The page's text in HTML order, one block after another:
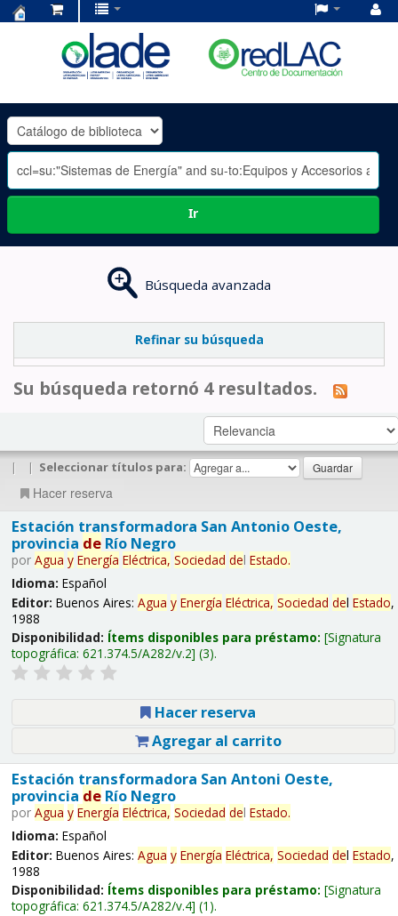
OLADE
-
Ir
Búsqueda avanzada
Refinar su búsqueda
Su búsqueda retornó 4 resultados.
| | Seleccionar títulos para:
Hacer reserva
Estación transformadora San Antonio Oeste,
provincia deRío Negro
por Agua y Energía Eléctrica, Sociedad del Estado.
Idioma: Español
Editor: Buenos Aires: Agua y Energía Eléctrica, Sociedad del Estado,
1988
Disponibilidad: Ítems disponibles para préstamo: Signatura
topográfica: 621.374.5/A282/v.2 (3).
Hacer reserva
Agregar al carrito
Estación transformadora San Antoni Oeste,
provincia deRío Negro
por Agua y Energía Eléctrica, Sociedad del Estado.
Idioma: Español
Editor: Buenos Aires: Agua y Energía Eléctrica, Sociedad del Estado,
1988
Disponibilidad: Ítems disponibles para préstamo: Signatura
topográfica: 621.374.5/A282/v.4 (1).